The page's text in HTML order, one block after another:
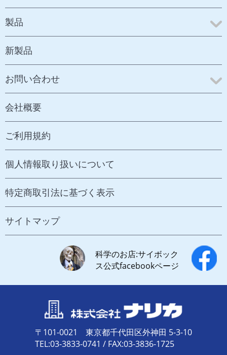
製品
新製品
お問い合わせ
会社概要
ご利用規約
個人情報取り扱いについて
特定商取引法に基づく表示
サイトマップ
科学のお店:サイボック
ス公式facebookページ
〒101-0021 東京都千代田区外神田 5-3-10
TEL:03-3833-0741 / FAX:03-3836-1725